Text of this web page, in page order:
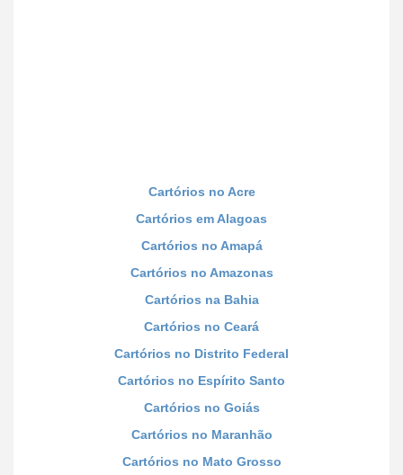
Cartórios no Acre
Cartórios em Alagoas
Cartórios no Amapá
Cartórios no Amazonas
Cartórios na Bahia
Cartórios no Ceará
Cartórios no Distrito Federal
Cartórios no Espírito Santo
Cartórios no Goiás
Cartórios no Maranhão
Cartórios no Mato Grosso